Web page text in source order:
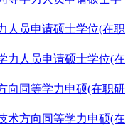
人员申请硕士学位(在职
力人员申请硕士学位(在
向同等学力申硕(在职研
术方向同等学力申硕(在